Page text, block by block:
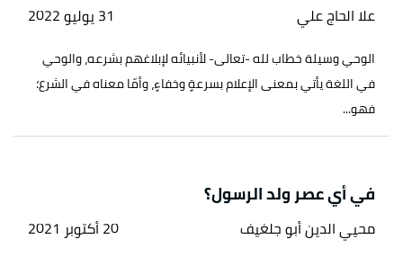
علا الحاج علي 31 يوليو 2022
الوحي وسيلة خطاب لله -تعالى- لأنبيائه لإبلاغهم بشرعه، والوحي
في اللغة يأتي بمعنى الإعلام بسرعةٍ وخفاءٍ، وأمّا معناه في الشرع؛
فهو...
في أي عصر ولد الرسول؟
محيي الدين أبو جلغيف 20 أكتوبر 2021